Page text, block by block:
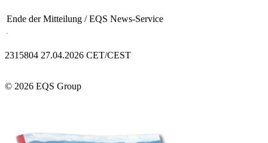
Ende der Mitteilung / EQS News-Service
2315804 27.04.2026 CET/CEST
© 2026 EQS Group